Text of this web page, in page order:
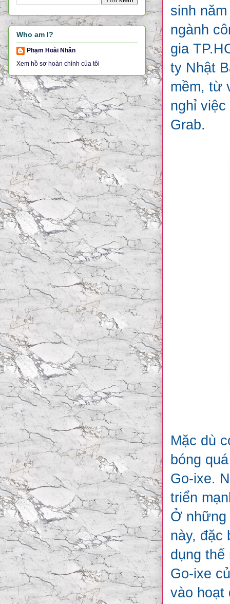
sinh
ngành
gia
ty Nhật
mềm, từ
nghỉ
Grab.
Mặc dù
bóng
Go-ixe.
triển
Ở những
này, đặc
dụng
Go-ixe
vào hoạt
Who am I?
Phạm Hoài Nhân
Xem hồ sơ hoàn chỉnh của tôi